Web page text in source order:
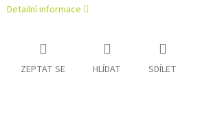
Detailní informace
ZEPTAT SE HLÍDAT SDÍLET